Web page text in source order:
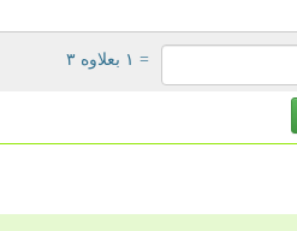
= ۱ بعلاوه ۳